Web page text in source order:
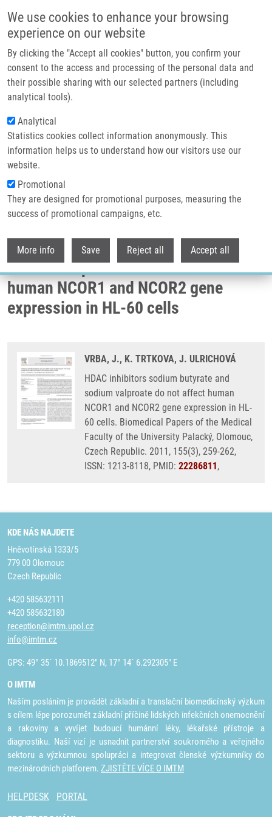
We use cookies to enhance your browsing
experience on our website
By clicking the "Accept all cookies" button, you confirm your
consent to the access and processing of the personal data and
their possible sharing with our selected partners (including
analytical tools).
Analytical
Statistics cookies collect information anonymously. This
information helps us to understand how our visitors use our
website.
Promotional
They are designed for promotional purposes, measuring the
success of promotional campaigns, etc.
More info Save Reject all Accept all
Header image
Drobečková navigace
Domů
HDAC Inhibitors Sodium Butyrate And Sodium Valproate Do Not Affect
Human NCOR1 And NCOR2 Gene Expression In HL-60 Cells
HDAC inhibitors sodium butyrate and
sodium valproate do not affect
human NCOR1 and NCOR2 gene
expression in HL-60 cells
VRBA, J., K. TRTKOVA, J. ULRICHOVÁ
HDAC inhibitors sodium butyrate and
sodium valproate do not affect human
NCOR1 and NCOR2 gene expression in HL-
60 cells. Biomedical Papers of the Medical
Faculty of the University Palacký, Olomouc,
Czech Republic. 2011, 155(3), 259-262,
ISSN: 1213-8118, PMID: 22286811,
KDE NÁS NAJDETE
Hněvotínská 1333/5
779 00 Olomouc
Czech Republic
+420 585632111
+420 585632180
reception@imtm.upol.cz
info@imtm.cz
GPS: 49° 35´ 10.1869512" N, 17° 14´ 6.292305" E
O IMTM
Naším posláním je provádět základní a translační biomedicínský výzkum
s cílem lépe porozumět základní příčině lidských infekčních onemocnění
a rakoviny a vyvíjet budoucí humánní léky, lékařské přístroje a
diagnostiku. Naší vizí je usnadnit partnerství soukromého a veřejného
sektoru a výzkumnou spolupráci a integrovat členské výzkumníky do
mezinárodních platforem. ZJISTĚTE VÍCE O IMTM
HELPDESK PORTAL